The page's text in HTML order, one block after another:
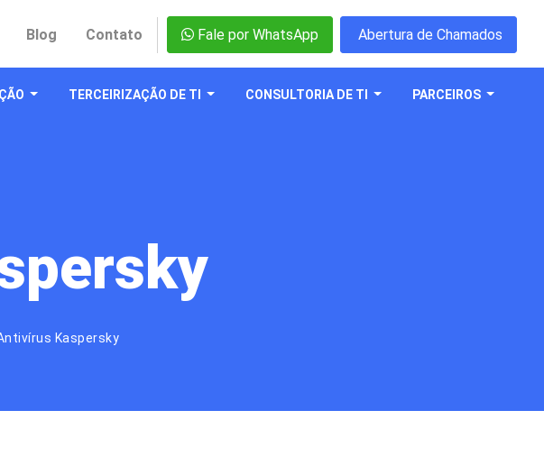
Blog Contato Fale por WhatsApp Abertura de Chamados
TERCEIRIZAÇÃO DE TI CONSULTORIA DE TI PARCEIROS
Kaspersky